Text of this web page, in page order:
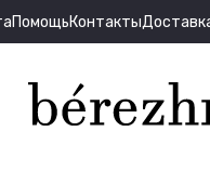
ПомощьКонтакты